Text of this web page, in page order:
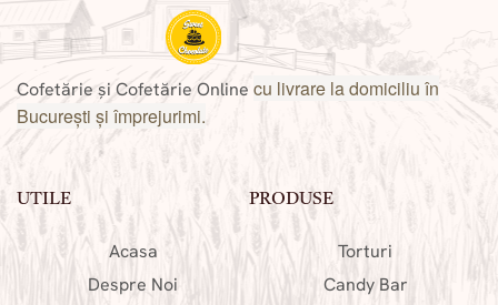
Cofetărie și Cofetărie Online cu livrare la domiciliu în
București și împrejurimi.
UTILE
Acasa
Despre Noi
PRODUSE
Torturi
Candy Bar